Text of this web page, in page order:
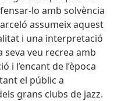
lo amb solvència
assumeix aquest
i una interpretació
veu recrea amb
i l’encant de l’època
el públic a
grans clubs de jazz.